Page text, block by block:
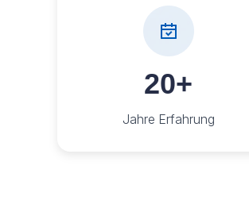
20+
Jahre Erfahrung